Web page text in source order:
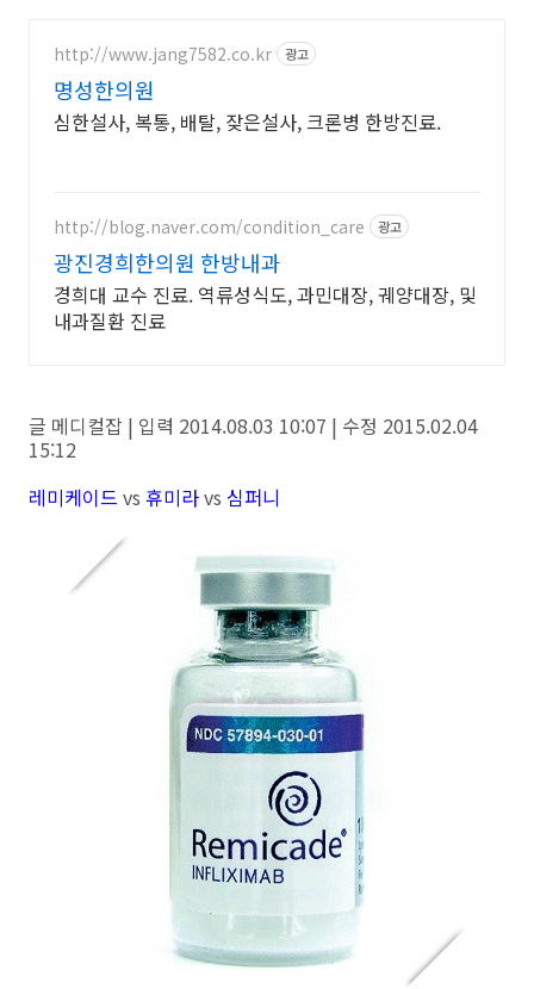
http://www.jang7582.co.kr 광고
명성한의원
심한설사, 복통, 배탈, 잦은설사, 크론병 한방진료.
http://blog.naver.com/condition_care 광고
광진경희한의원 한방내과
경희대 교수 진료. 역류성식도, 과민대장, 궤양대장, 및
내과질환 진료
글 메디컬잡 | 입력 2014.08.03 10:07 | 수정 2015.02.04
15:12
레미케이드 vs 휴미라vs 심퍼니